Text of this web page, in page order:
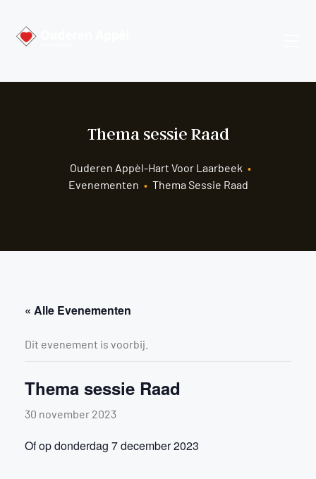
Thema sessie Raad
Ouderen Appèl-Hart Voor Laarbeek •
Evenementen • Thema Sessie Raad
« Alle Evenementen
Dit evenement is voorbij.
Thema sessie Raad
30 november 2023
Of op donderdag 7 december 2023